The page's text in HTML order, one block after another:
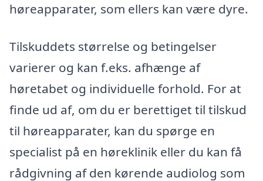
høreapparater, som ellers kan være dyre.
Tilskuddets størrelse og betingelser
varierer og kan f.eks. afhænge af
høretabet og individuelle forhold. For at
finde ud af, om du er berettiget til tilskud
til høreapparater, kan du spørge en
specialist på en høreklinik eller du kan få
rådgivning af den kørende audiolog som